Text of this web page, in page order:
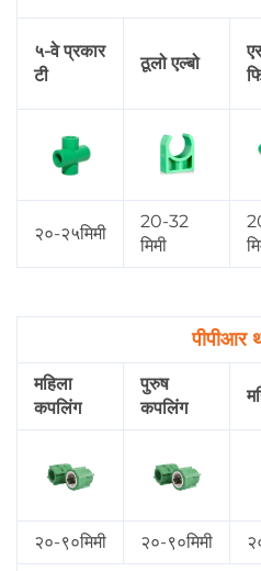
५-वे प्रकार
टी
ठूलो एल्बो
२०-२५मिमी
20-32
मिमी
पीपीआर
महिला
कपलिंग
पुरुष
कपलिंग
२०-९०मिमी २०-९०मिमी